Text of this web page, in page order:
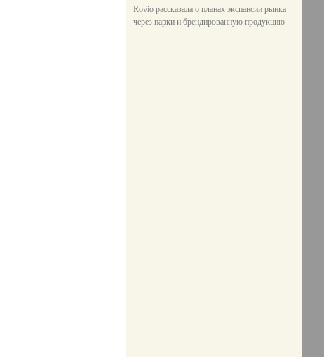
Rovio рассказала о планах экспансии рынка
через парки и брендированную продукцию